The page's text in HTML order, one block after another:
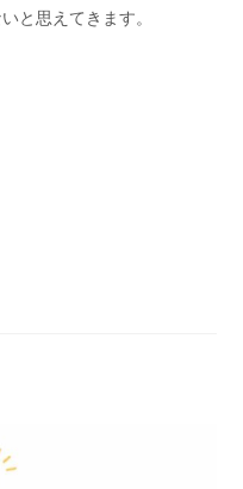
と思えてきます。